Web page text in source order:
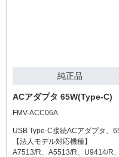
純正品
ACアダプタ 65W(Type-C)
FMV-ACC06A
USB Type-C接続ACアダプタ、
【法人モデル対応機種】
A7513/R、A5513/R、U9414/R